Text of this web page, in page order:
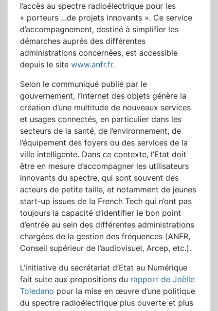
l’accès au spectre radioélectrique pour les
« porteurs ...de projets innovants ». Ce service
d’accompagnement, destiné à simplifier les
démarches auprès des différentes
administrations concernées, est accessible
depuis le site www.anfr.fr.
Selon le communiqué publié par le
gouvernement, l’Internet des objets génère la
création d’une multitude de nouveaux services
et usages connectés, en particulier dans les
secteurs de la santé, de l’environnement, de
l’équipement des foyers ou des services de la
ville intelligente. Dans ce contexte, l’Etat doit
être en mesure d’accompagner les utilisateurs
innovants du spectre, qui sont souvent des
acteurs de petite taille, et notamment de jeunes
start-up issues de la French Tech qui n’ont pas
toujours la capacité d’identifier le bon point
d’entrée au sein des différentes administrations
chargées de la gestion des fréquences (ANFR,
Conseil supérieur de l’audiovisuel, Arcep, etc.).
L’initiative du secrétariat d’Etat au Numérique
fait suite aux propositions du rapport de Joëlle
Toledano pour la mise en œuvre d’une politique
du spectre radioélectrique plus ouverte et plus